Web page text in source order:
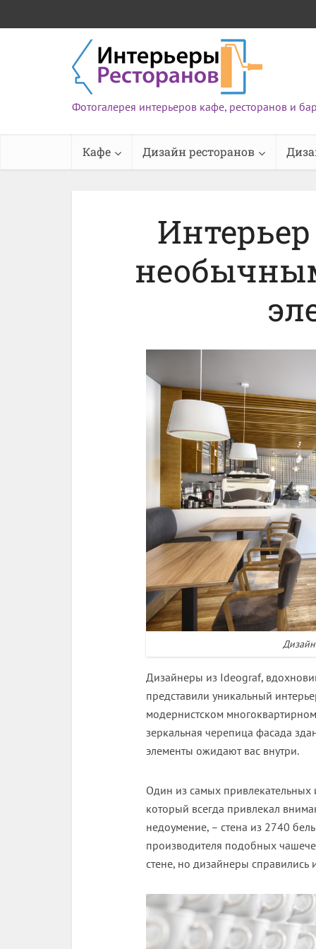
Фотогалерея интерьеров кафе, ресторанов и
Кафе Дизайн ресторанов
Интерьер
Дизайнеры из Ideograf,
представили уникальный
модернистском
зеркальная черепица фасада
элементы ожидают вас внутри.
Один из самых привлекательных
который всегда привлекал
недоумение, – стена из 2740
производителя подобных
стене, но дизайнеры справились